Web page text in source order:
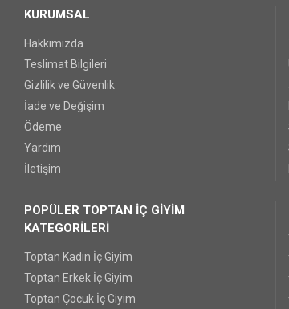
KURUMSAL
Hakkımızda
Teslimat Bilgileri
Gizlilik ve Güvenlik
İade ve Değişim
Ödeme
Yardım
İletişim
POPÜLER TOPTAN İÇ GİYİM
KATEGORİLERİ
Toptan Kadın İç Giyim
Toptan Erkek İç Giyim
Toptan Çocuk İç Giyim